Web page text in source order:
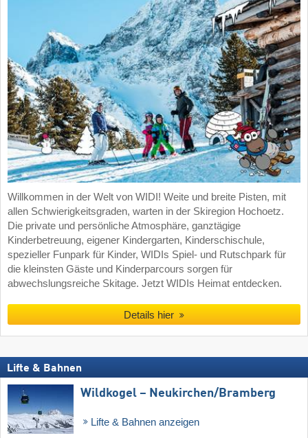
Willkommen in der Welt von WIDI! Weite und breite Pisten, mit
allen Schwierigkeitsgraden, warten in der Skiregion Hochoetz.
Die private und persönliche Atmosphäre, ganztägige
Kinderbetreuung, eigener Kindergarten, Kinderschischule,
spezieller Funpark für Kinder, WIDIs Spiel- und Rutschpark für
die kleinsten Gäste und Kinderparcours sorgen für
abwechslungsreiche Skitage. Jetzt WIDIs Heimat entdecken.
Details hier
Lifte & Bahnen
Wildkogel – Neukirchen/​Bramberg
Lifte & Bahnen anzeigen